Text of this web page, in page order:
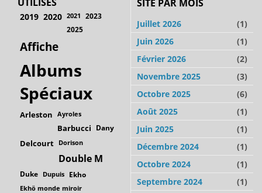
2019 2020 2021 2023
2025
Affiche
Albums
Spéciaux
Arleston Ayroles
Barbucci Dany
Delcourt Dorison
Double M
Duke Dupuis Ekho
Ekhö monde miroir
SITE PAR MOIS
Juillet 2026
(1)
Juin 2026
(1)
Février 2026
(2)
Novembre 2025
(3)
Octobre 2025
(6)
Août 2025
(1)
Juin 2025
(1)
Décembre 2024
(1)
Octobre 2024
(1)
Septembre 2024
(1)